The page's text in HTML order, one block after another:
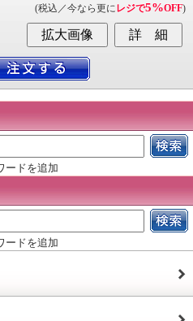
(税込／今なら更に レジで5%OFF)
ードを追加
ードを追加